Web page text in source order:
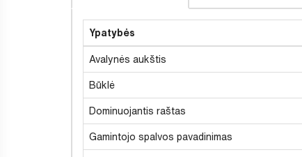
Ypatybės
Avalynės aukštis
Būklė
Dominuojantis raštas
Gamintojo spalvos pavadinimas